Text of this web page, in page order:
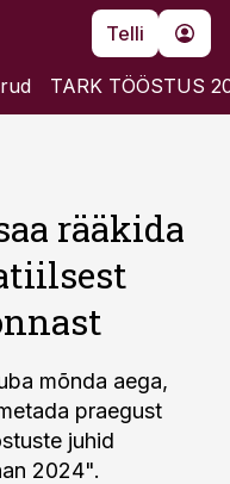
Telli
TARK TÖÖSTUS
rääkida
mõnda aega,
praegust
juhid
2024".